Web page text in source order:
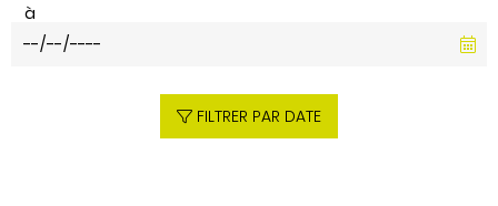
à
FILTRER PAR DATE